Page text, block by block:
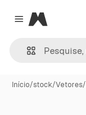
Close menu
Magnific
Início/stock/Vetores/